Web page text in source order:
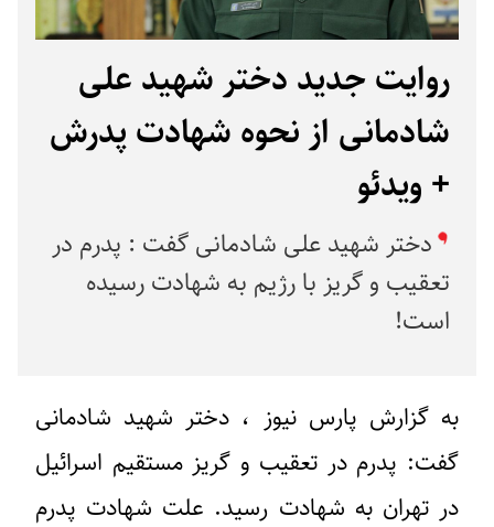
روایت جدید دختر شهید علی
شادمانی از نحوه شهادت پدرش
+ ویدئو
دختر شهید علی شادمانی گفت : پدرم در
تعقیب و گریز با رژیم به شهادت رسیده
است!
به گزارش پارس نیوز ، دختر شهید شادمانی
گفت: پدرم در تعقیب و گریز مستقیم اسرائیل
در تهران به شهادت رسید. علت شهادت پدرم